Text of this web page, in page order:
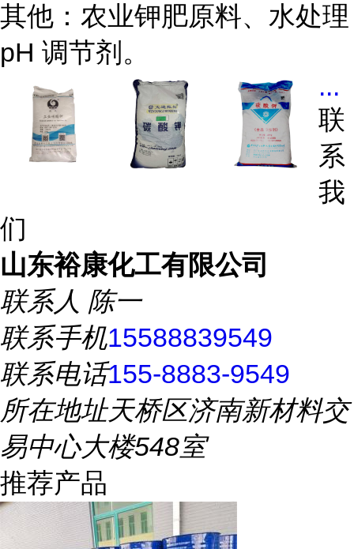
其他：农业钾肥原料、水处理
pH 调节剂。
...
联
系
我
们
山东裕康化工有限公司
联系人 陈一
联系手机15588839549
联系电话155-8883-9549
所在地址天桥区济南新材料交
易中心大楼548室
推荐产品